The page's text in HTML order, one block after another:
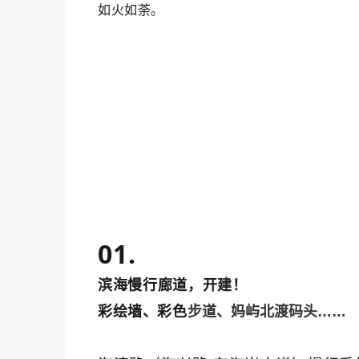
如火如荼。
01.
滨海慢行廊道，开建！
彩绘墙、彩色步道、妈屿北渡码头……